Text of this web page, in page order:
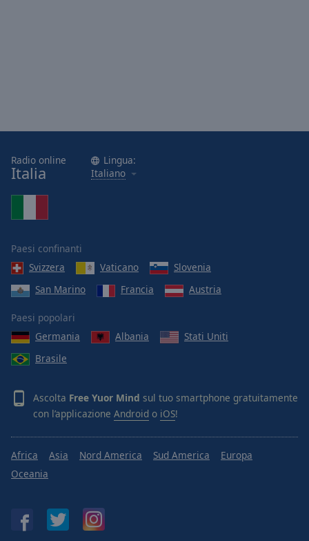
Radio online
Italia
Lingua:
Italiano
Paesi confinanti
Svizzera
Vaticano
Slovenia
San Marino
Francia Austria
Paesi popolari
Germania
Albania
Stati Uniti
Brasile
Ascolta Free Yuor Mind sul tuo smartphone gratuitamente
con l’applicazione Android o iOS!
Africa Asia Nord America Sud America
Europa
Oceania